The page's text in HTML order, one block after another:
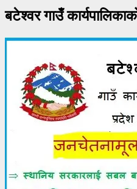
बटेश्वर गाउँ